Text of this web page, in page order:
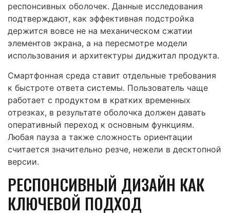
респонсивных оболочек. Данные исследования
подтверждают, как эффективная подстройка
держится вовсе не на механическом сжатии
элементов экрана, а на пересмотре модели
использования и архитектуры диджитал продукта.
Смартфонная среда ставит отдельные требования
к быстроте ответа системы. Пользователь чаще
работает с продуктом в кратких временных
отрезках, в результате оболочка должен давать
оперативный переход к основным функциям.
Любая пауза а также сложность ориентации
считается значительно резче, нежели в десктопной
версии.
РЕСПОНСИВНЫЙ ДИЗАЙН КАК
КЛЮЧЕВОЙ ПОДХОД